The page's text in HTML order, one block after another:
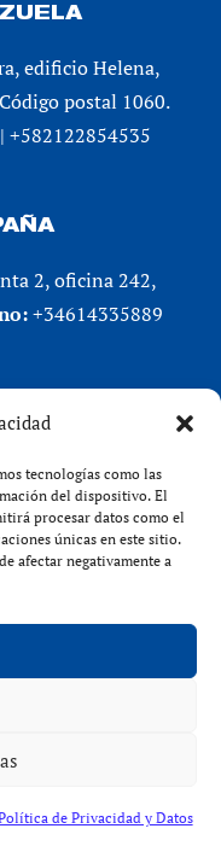
tecnologías como las
del dispositivo. El
procesar datos como el
únicas en este sitio.
afectar negativamente a
de Privacidad y Datos
edificio Helena,
postal 1060.
2, oficina 242,
+34614335889
de cookies